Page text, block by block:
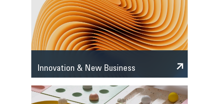
Innovation & New Business